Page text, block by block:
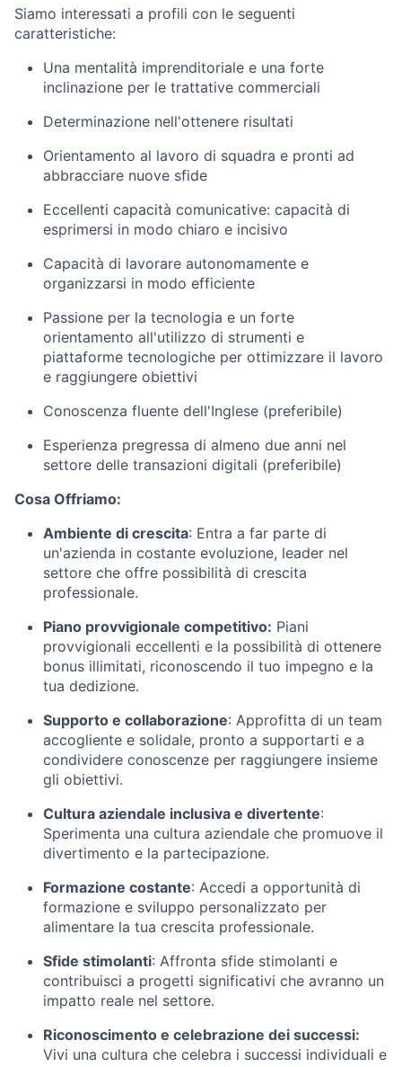
Siamo interessati a profili con le seguenti
caratteristiche:
Una mentalità imprenditoriale e una forte
inclinazione per le trattative commerciali
Determinazione nell'ottenere risultati
Orientamento al lavoro di squadra e pronti ad
abbracciare nuove sfide
Eccellenti capacità comunicative: capacità di
esprimersi in modo chiaro e incisivo
Capacità di lavorare autonomamente e
organizzarsi in modo efficiente
Passione per la tecnologia e un forte
orientamento all'utilizzo di strumenti e
piattaforme tecnologiche per ottimizzare il lavoro
e raggiungere obiettivi
Conoscenza fluente dell'Inglese (preferibile)
Esperienza pregressa di almeno due anni nel
settore delle transazioni digitali (preferibile)
Cosa Offriamo:
Ambiente di crescita: Entra a far parte di
un'azienda in costante evoluzione, leader nel
settore che offre possibilità di crescita
professionale.
Piano provvigionale competitivo: Piani
provvigionali eccellenti e la possibilità di ottenere
bonus illimitati, riconoscendo il tuo impegno e la
tua dedizione.
Supporto e collaborazione: Approfitta di un team
accogliente e solidale, pronto a supportarti e a
condividere conoscenze per raggiungere insieme
gli obiettivi.
Cultura aziendale inclusiva e divertente:
Sperimenta una cultura aziendale che promuove il
divertimento e la partecipazione.
Formazione costante: Accedi a opportunità di
formazione e sviluppo personalizzato per
alimentare la tua crescita professionale.
Sfide stimolanti: Affronta sfide stimolanti e
contribuisci a progetti significativi che avranno un
impatto reale nel settore.
Riconoscimento e celebrazione dei successi:
Vivi una cultura che celebra i successi individuali e